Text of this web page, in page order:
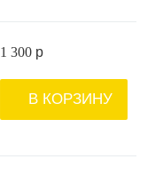
1 300 p
В КОРЗИНУ